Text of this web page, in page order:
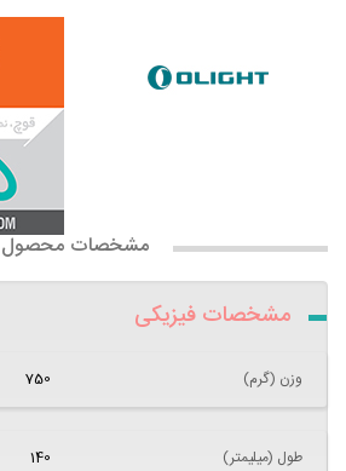
مشخصات محصول
مشخصات فیزیکی
وزن (گرم) 750
طول (میلیمتر) 140